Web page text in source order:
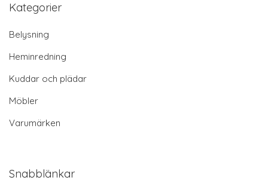
Kategorier
Belysning
Heminredning
Kuddar och plädar
Möbler
Varumärken
Snabblänkar